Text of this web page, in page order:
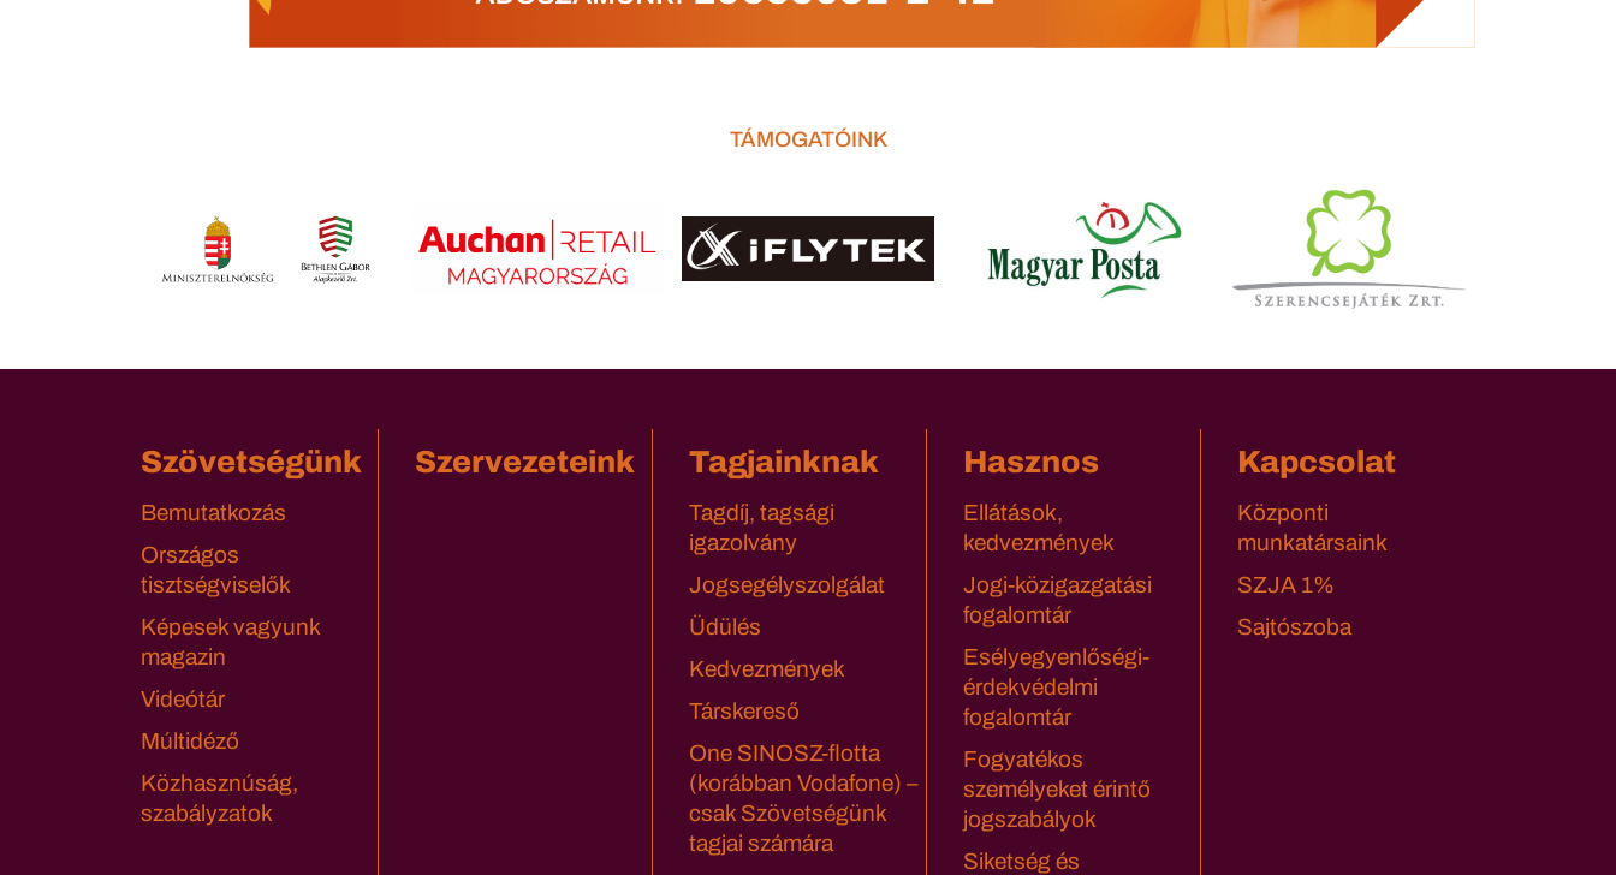
TÁMOGATÓINK
Szövetségünk
Bemutatkozás
Országos
tisztségviselők
Képesek vagyunk
magazin
Videótár
Múltidéző
Közhasznúság,
szabályzatok
Szervezeteink Tagjainknak
Tagdíj, tagsági
igazolvány
Jogsegélyszolgálat
Üdülés
Kedvezmények
Társkereső
One SINOSZ-flotta
(korábban Vodafone) –
csak Szövetségünk
tagjai számára
Hasznos
Ellátások,
kedvezmények
Jogi-közigazgatási
fogalomtár
Esélyegyenlőségi-
érdekvédelmi
fogalomtár
Fogyatékos
személyeket érintő
jogszabályok
Siketség és
Kapcsolat
Központi
munkatársaink
SZJA 1%
Sajtószoba